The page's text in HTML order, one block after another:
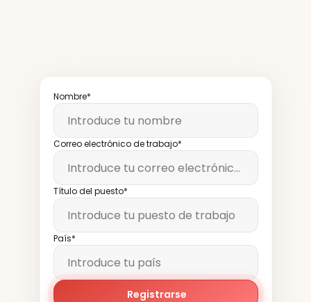
Nombre*
Correo electrónico de trabajo*
Título del puesto*
País*
Registrarse